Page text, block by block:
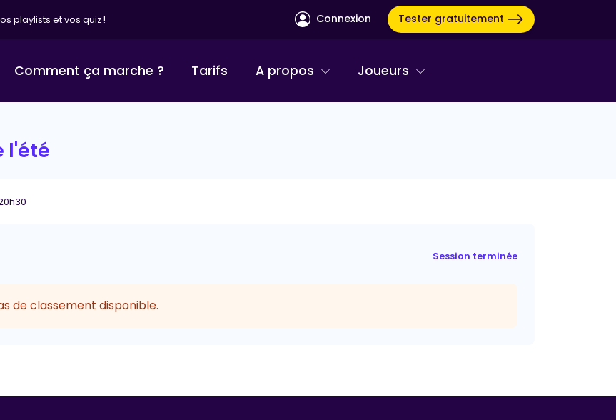
playlists et vos quiz ! Connexion Tester gratuitement
Comment ça marche ? Tarifs A propos Joueurs
l'été
Session terminée
de classement disponible.